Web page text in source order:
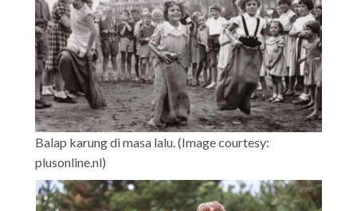
Balap karung di masa lalu. (Image courtesy:
plusonline.nl)